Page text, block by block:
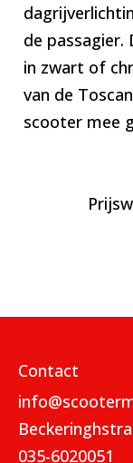
de passagier.
in zwart of
van de
scooter mee
Contact
035-6020051